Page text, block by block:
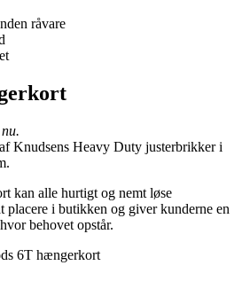
Knudsens Heavy Duty justerbrikker i
kan alle hurtigt og nemt løse
placere i butikken og giver kunderne en
behovet opstår.